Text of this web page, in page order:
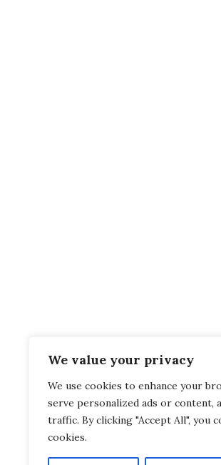
We value your privacy
We use cookies to enhance your
serve personalized ads or content,
traffic. By clicking "Accept All", you
cookies.